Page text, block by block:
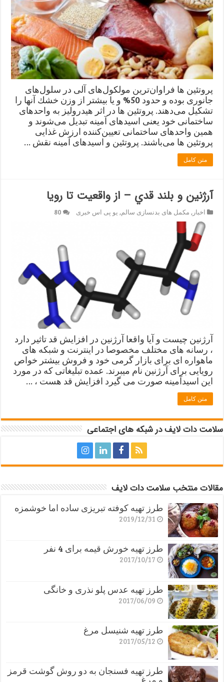
پروتئین ها فراوان‌ترین مولكول‌های آلی در سلول‌های
جانوری بوده و حدود 50% و یا بیشتر از وزن خشك آنها را
تشكیل می‌‌دهند. پروتئین ها در اثر هیدرولیز به واحدهای
ساختمانی خود یعنی اسیدهای آمینه تبدیل می‌شوند و
همین واحدهای ساختمانی تعیین‌كننده ارزش غذایی
پروتئین ها می‌باشند. پروتئین و اسیدهای آمینه نقش …
متن کامل
آرژنین و بلند قدي – از واقعیت تا رویا
اخبار, مکمل های بدنسازی سالم, یو پی اس خبری 80
آرژنین چیست و آیا واقعا آرژنین در افزایش قد تاثیر دارد
، رسانه های مختلف مخصوصا در اینترنت و شبکه های
ماهواره ای برای بازار گرمی خود و فروش بیشتر خواص
رویایی برای آرژنین نام میبرند. عمده تبلیغاتی که در مورد
این اسیدآمینه صورت می گیرد افزایش قد هست ، …
متن کامل
سلامت دات لایف در شبکه های اجتماعی
مقالات منتخب سلامت دات لایف
طرز تهیه کوفته تبریزی ساده اما خوشمزه
2019/12/31
طرز تهیه خورش قیمه برای 4 نفر
2017/10/17
طرز تهیه عدس پلو نذری و خانگی
2017/06/09
طرز تهیه شنیسل مرغ
2017/05/12
طرز تهیه فسنجان به دو روش گوشت قرمز
و مرغ